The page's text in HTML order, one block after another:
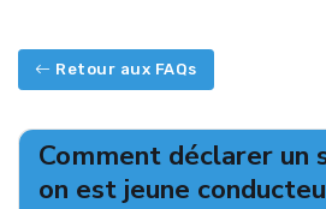
Retour aux FAQs
Comment déclarer un
on est jeune